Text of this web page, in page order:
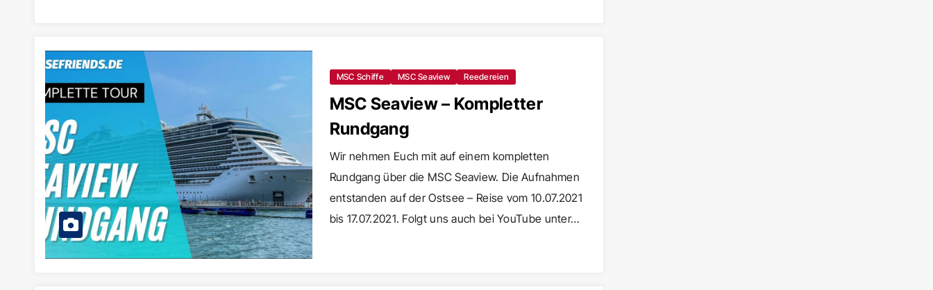
MSC Schiffe MSC Seaview Reedereien
MSC Seaview – Kompletter
Rundgang
Wir nehmen Euch mit auf einem kompletten
Rundgang über die MSC Seaview. Die Aufnahmen
entstanden auf der Ostsee – Reise vom 10.07.2021
bis 17.07.2021. Folgt uns auch bei YouTube unter…